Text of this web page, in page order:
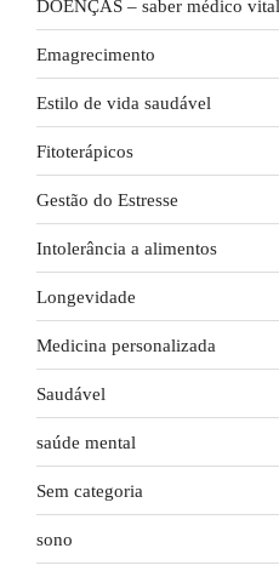
DOENÇAS – saber médico vital
Emagrecimento
Estilo de vida saudável
Fitoterápicos
Gestão do Estresse
Intolerância a alimentos
Longevidade
Medicina personalizada
Saudável
saúde mental
Sem categoria
sono